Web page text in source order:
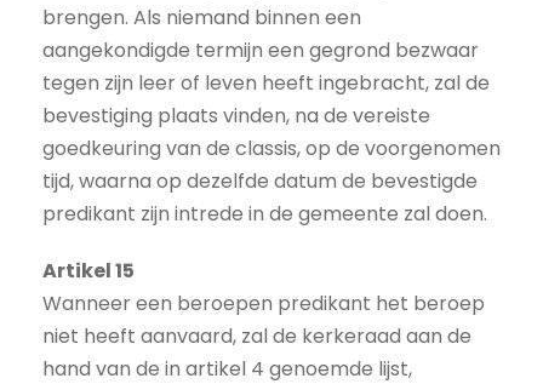
brengen. Als niemand binnen een
aangekondigde termijn een gegrond bezwaar
tegen zijn leer of leven heeft ingebracht, zal de
bevestiging plaats vinden, na de vereiste
goedkeuring van de classis, op de voorgenomen
tijd, waarna op dezelfde datum de bevestigde
predikant zijn intrede in de gemeente zal doen.
Artikel 15
Wanneer een beroepen predikant het beroep
niet heeft aanvaard, zal de kerkeraad aan de
hand van de in artikel 4 genoemde lijst,